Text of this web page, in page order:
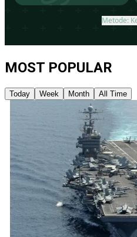
MOST POPULAR
Today Week Month All Time